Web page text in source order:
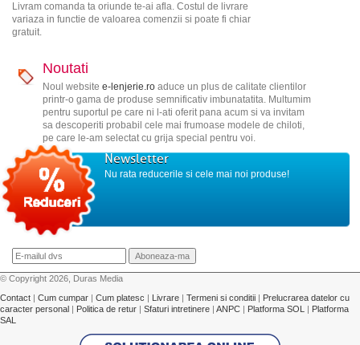
Livram comanda ta oriunde te-ai afla. Costul de livrare
variaza in functie de valoarea comenzii si poate fi chiar
gratuit.
Noutati
Noul website e-lenjerie.roaduce un plus de calitate clientilor
printr-o gama de produse semnificativ imbunatatita. Multumim
pentru suportul pe care ni l-ati oferit pana acum si va invitam
sa descoperiti probabil cele mai frumoase modele de chiloti,
pe care le-am selectat cu grija special pentru voi.
Newsletter
Nu rata reducerile si cele mai noi produse!
© Copyright 2026, Duras Media
Contact | Cum cumpar | Cum platesc | Livrare | Termeni si conditii | Prelucrarea datelor cu
caracter personal | Politica de retur | Sfaturi intretinere | ANPC | Platforma SOL | Platforma
SAL